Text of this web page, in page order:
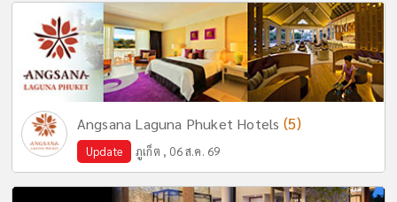
Angsana Laguna Phuket Hotels (5)
Update ภูเก็ต , 06 ส.ค. 69